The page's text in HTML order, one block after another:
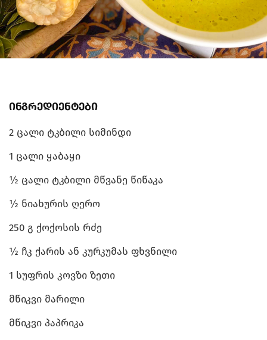
ინგრედიენტები
2 ცალი ტკბილი სიმინდი
1 ცალი ყაბაყი
½ ცალი ტკბილი მწვანე წიწაკა
½ ნიახურის ღერო
250 გ ქოქოსის რძე
½ ჩკ ქარის ან კურკუმას ფხვნილი
1 სუფრის კოვზი ზეთი
მწიკვი მარილი
მწიკვი პაპრიკა